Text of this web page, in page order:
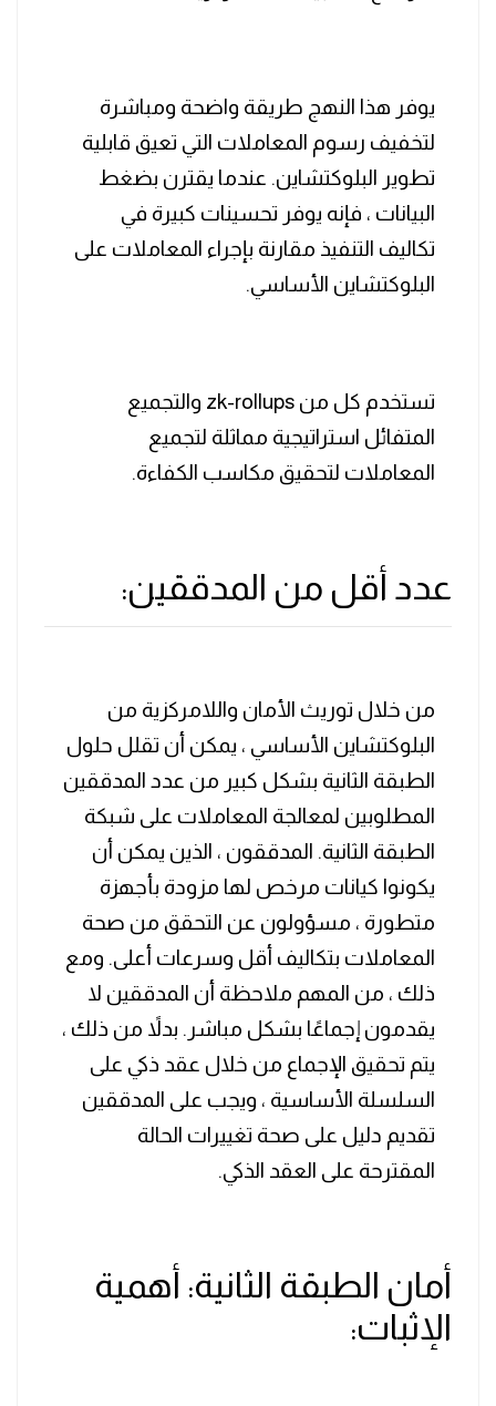
يوفر هذا النهج طريقة واضحة ومباشرة
لتخفيف رسوم المعاملات التي تعيق قابلية
تطوير البلوكتشاين. عندما يقترن بضغط
البيانات ، فإنه يوفر تحسينات كبيرة في
تكاليف التنفيذ مقارنة بإجراء المعاملات على
البلوكتشاين الأساسي.
تستخدم كل من zk-rollups والتجميع
المتفائل استراتيجية مماثلة لتجميع
المعاملات لتحقيق مكاسب الكفاءة.
عدد أقل من المدققين:
من خلال توريث الأمان واللامركزية من
البلوكتشاين الأساسي ، يمكن أن تقلل حلول
الطبقة الثانية بشكل كبير من عدد المدققين
المطلوبين لمعالجة المعاملات على شبكة
الطبقة الثانية. المدققون ، الذين يمكن أن
يكونوا كيانات مرخص لها مزودة بأجهزة
متطورة ، مسؤولون عن التحقق من صحة
المعاملات بتكاليف أقل وسرعات أعلى. ومع
ذلك ، من المهم ملاحظة أن المدققين لا
يقدمون إجماعًا بشكل مباشر. بدلاً من ذلك ،
يتم تحقيق الإجماع من خلال عقد ذكي على
السلسلة الأساسية ، ويجب على المدققين
تقديم دليل على صحة تغييرات الحالة
المقترحة على العقد الذكي.
أمان الطبقة الثانية: أهمية
الإثبات: